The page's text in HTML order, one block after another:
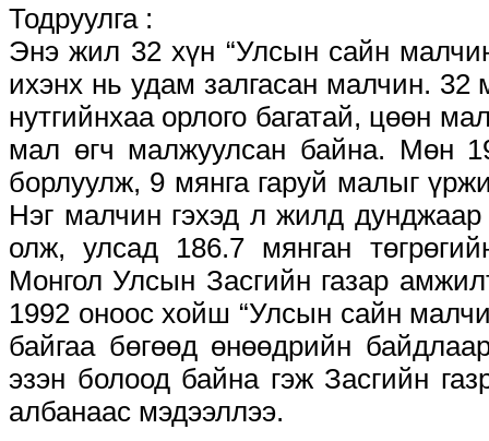
Тодруулга :
Энэ жил 32 хүн “Улсын сайн
ихэнх нь удам залгасан малчин.
нутгийнхаа орлого багатай, цөөн
мал өгч малжуулсан байна. Мөн
борлуулж, 9 мянга гаруй малыг
Нэг малчин гэхэд л жилд дунджаар
олж, улсад 186.7 мянган
Монгол Улсын Засгийн газар
1992 оноос хойш “Улсын сайн
байгаа бөгөөд өнөөдрийн
эзэн болоод байна гэж Засгийн
албанаас мэдээллээ.